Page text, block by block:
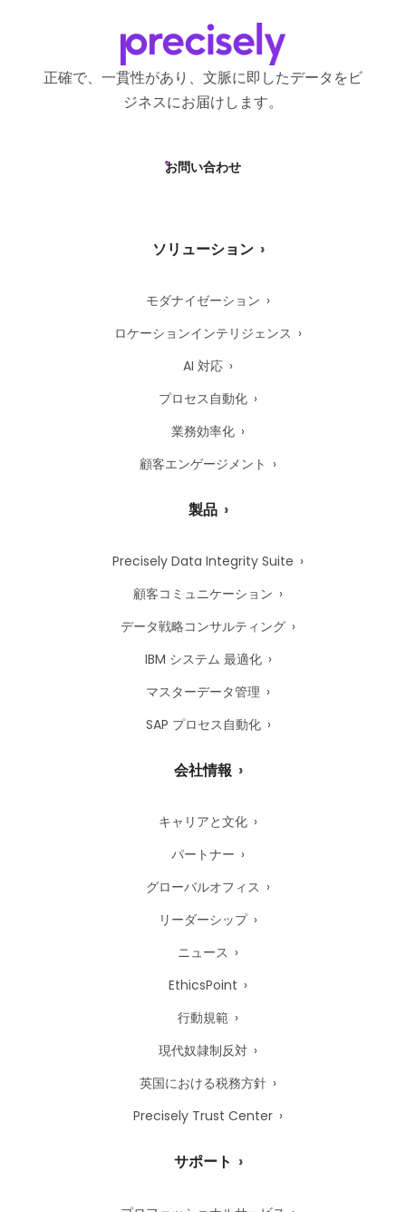
正確で、一貫性があり、文脈に即したデータをビ
ジネスにお届けします。
お問い合わせ
ソリューション
モダナイゼーション
ロケーションインテリジェンス
AI 対応
プロセス自動化
業務効率化
顧客エンゲージメント
製品
Precisely Data Integrity Suite
顧客コミュニケーション
データ戦略コンサルティング
IBM システム 最適化
マスターデータ管理
SAP プロセス自動化
会社情報
キャリアと文化
パートナー
グローバルオフィス
リーダーシップ
ニュース
EthicsPoint
行動規範
現代奴隷制反対
英国における税務方針
Precisely Trust Center
サポート